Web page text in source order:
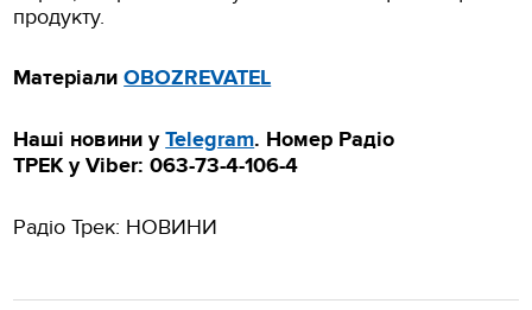
продукту.
МатеріалиOBOZREVATEL
Наші новини у Telegram. Номер Радіо
ТРЕК у Viber: 063-73-4-106-4
Радіо Трек: НОВИНИ